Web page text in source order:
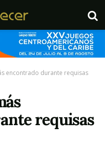
encontrado durante requisas
requisas